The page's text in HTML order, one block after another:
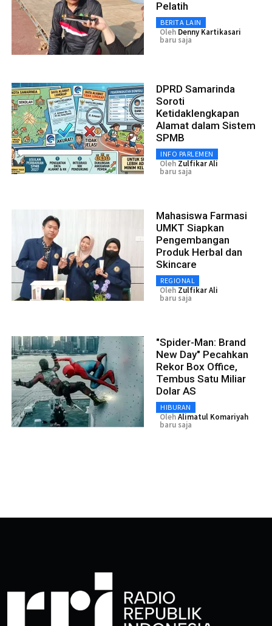
Pelatih
BERITA LAIN
Oleh Denny Kartikasari
baru saja
DPRD Samarinda
Soroti
Ketidaklengkapan
Alamat dalam Sistem
SPMB
INFO PARLEMEN
Oleh Zulfikar Ali
baru saja
Mahasiswa Farmasi
UMKT Siapkan
Pengembangan
Produk Herbal dan
Skincare
REGIONAL
Oleh Zulfikar Ali
baru saja
"Spider-Man: Brand
New Day" Pecahkan
Rekor Box Office,
Tembus Satu Miliar
Dolar AS
HIBURAN
OlehAlimatul Komariyah
baru saja